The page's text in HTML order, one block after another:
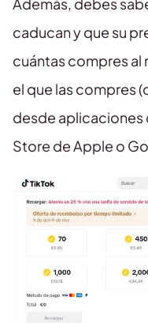
Además, debes
caducan y que su
cuántas compres al
el que las compres
desde aplicaciones
Store de Apple o